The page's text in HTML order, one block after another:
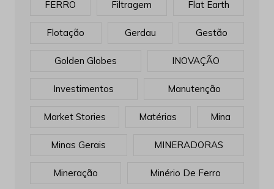
Investimentos Manutenção
Market Stories Matérias Mina
Minas Gerais MINERADORAS
Mineração Minério De Ferro
MotoGP 2017 Mr. Robot Ouro
Outros Produtividade